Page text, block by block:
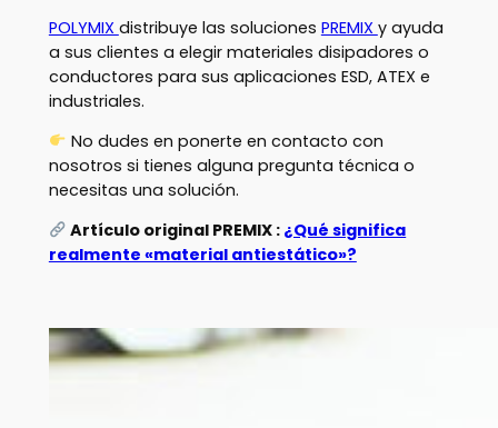
POLYMIX distribuye las soluciones PREMIX y ayuda
a sus clientes a elegir materiales disipadores o
conductores para sus aplicaciones ESD, ATEX e
industriales.
No dudes en ponerte en contacto con
nosotros si tienes alguna pregunta técnica o
necesitas una solución.
Artículo original PREMIX : ¿Qué significa
realmente «material antiestático»?